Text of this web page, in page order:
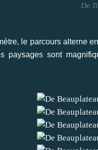
De
le parcours alterne
paysages sont